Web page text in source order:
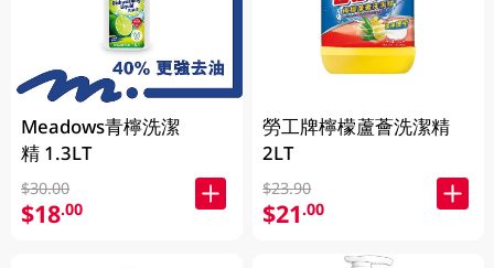
Meadows青檸洗潔
精 1.3LT
$30.00
$18.00
勞工牌檸檬蘆薈洗潔精
2LT
$23.90
$21.00